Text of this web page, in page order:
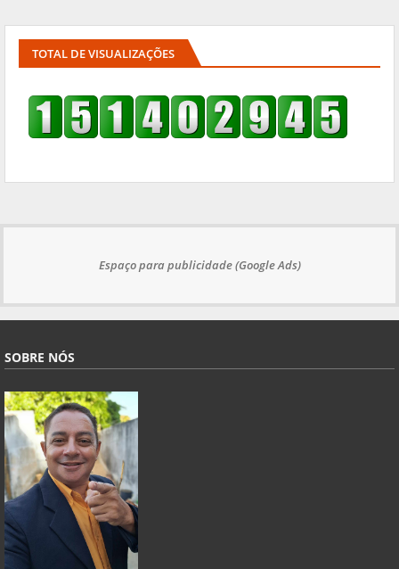
TOTAL DE VISUALIZAÇÕES
Espaço para publicidade (Google Ads)
SOBRE NÓS